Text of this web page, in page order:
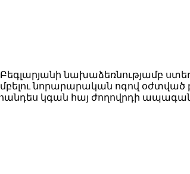
նախաձեռնությամբ
նորարարական ոգով
կգան հայ ժողովրդի ապագան